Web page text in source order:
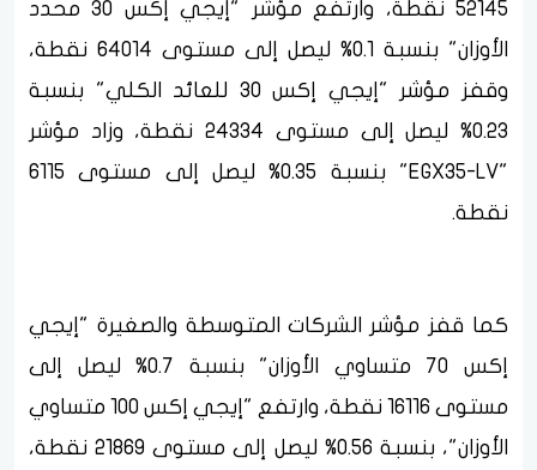
52145 نقطة، وارتفع مؤشر "إيجي إكس 30 محدد
الأوزان" بنسبة 0.1% ليصل إلى مستوى 64014 نقطة،
وقفز مؤشر "إيجي إكس 30 للعائد الكلي" بنسبة
0.23% ليصل إلى مستوى 24334 نقطة، وزاد مؤشر
"EGX35-LV" بنسبة 0.35% ليصل إلى مستوى 6115
نقطة.
كما قفز مؤشر الشركات المتوسطة والصغيرة "إيجي
إكس 70 متساوي الأوزان" بنسبة 0.7% ليصل إلى
مستوى 16116 نقطة، وارتفع "إيجي إكس 100 متساوي
الأوزان"، بنسبة 0.56% ليصل إلى مستوى 21869 نقطة،